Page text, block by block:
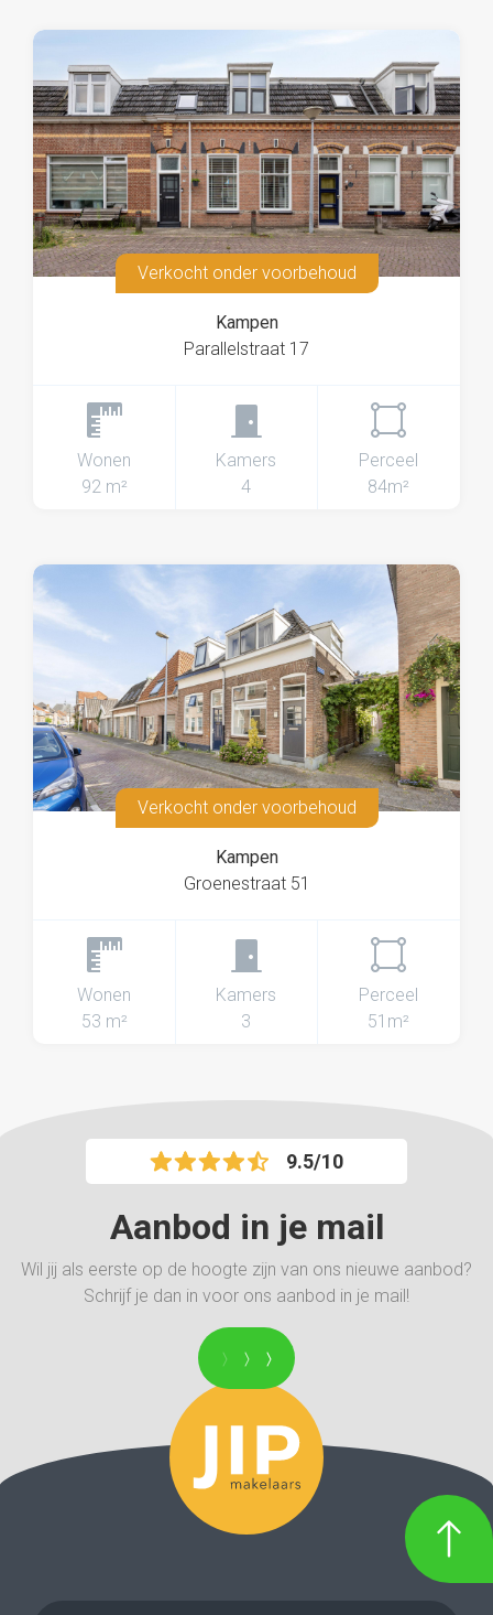
Video
Bekijk de woningvideo op Funda voor een complete
indruk van de ligging, afwerking en afmetingen van deze
woning.
Interesse?
Ben jij nieuwsgierig geworden naar deze woning? Neem
dan snel contact op met JIP makelaars voor een
bezichtiging!
Verkocht onder voorbehoud
Kampen
Parallelstraat 17
Wonen
92 m²
Kamers
4
Perceel
84m²
Verkocht onder voorbehoud
Kampen
Groenestraat 51
Wonen
53 m²
Kamers
3
Perceel
51m²
9.5/10
Aanbod in je mail
Wil jij als eerste op de hoogte zijn van ons nieuwe aanbod?
Schrijf je dan in voor ons aanbod in je mail!